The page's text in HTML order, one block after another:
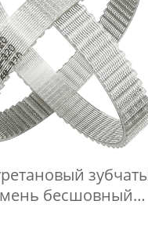
бесшовный